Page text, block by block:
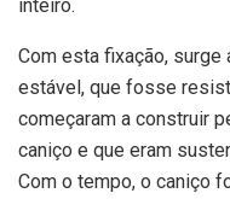
inteiro.
Com esta fixação,
estável, que fosse
começaram a construir
caniço e que eram
Com o tempo, o caniço